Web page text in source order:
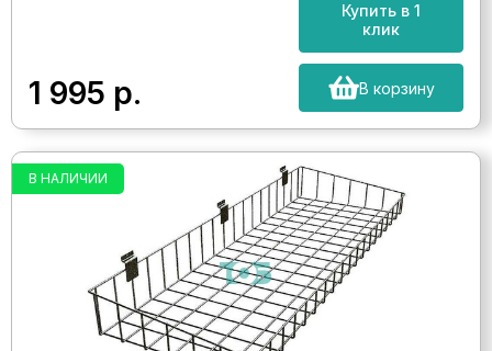
1 995 р.
Купить в 1
клик
В корзину
В НАЛИЧИИ